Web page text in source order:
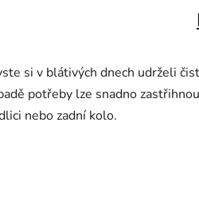
si v blátivých dnech udrželi
potřeby lze snadno
nebo zadní kolo.